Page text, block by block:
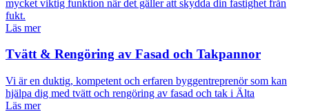
mycket viktig funktion när det gäller att skydda din fastighet från
fukt.
Läs mer
Tvätt & Rengöring av Fasad och Takpannor
Vi är en duktig, kompetent och erfaren byggentreprenör som kan
hjälpa dig med tvätt och rengöring av fasad och tak i Älta
Läs mer